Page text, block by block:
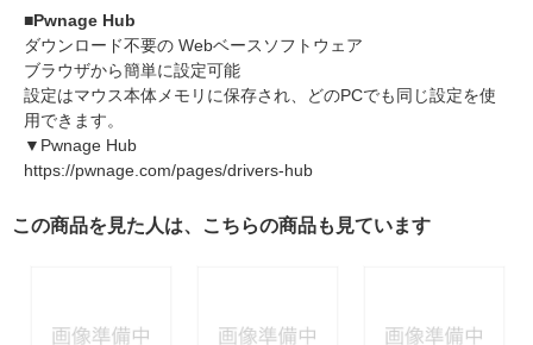
■Pwnage Hub
ダウンロード不要の Webベースソフトウェア
ブラウザから簡単に設定可能
設定はマウス本体メモリに保存され、どのPCでも同じ設定を使
用できます。
▼Pwnage Hub
https://pwnage.com/pages/drivers-hub
この商品を見た人は、こちらの商品も見ています